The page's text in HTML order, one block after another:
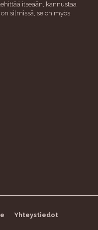
itseään, kannustaa
silmissä, se on myös
Yhteystiedot